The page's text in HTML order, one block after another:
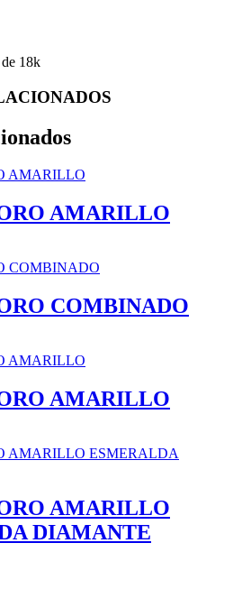
18k
AMARILLO
COMBINADO
AMARILLO
AMARILLO
DIAMANTE